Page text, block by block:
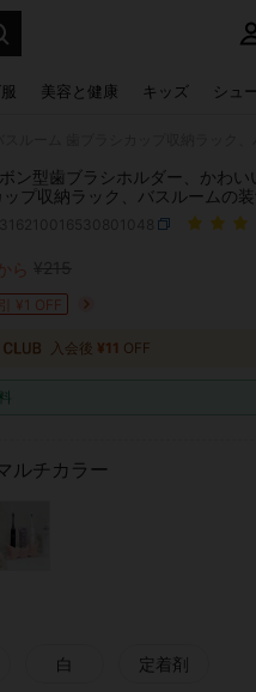
美容と健康 キッズ シュ
ン型歯ブラシホルダー、かわい
プ収納ラック、バスルームの装
ティ、部屋の装飾、ホームデコ
のギフトにも適しています
AND
ら
¥1 OFF
入会後 ¥11 OFF
マルチカラー
白 定着剤